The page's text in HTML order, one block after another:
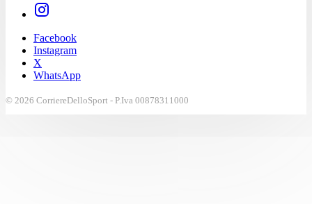
Facebook
Instagram
X
WhatsApp
© 2026 CorriereDelloSport - P.Iva 00878311000